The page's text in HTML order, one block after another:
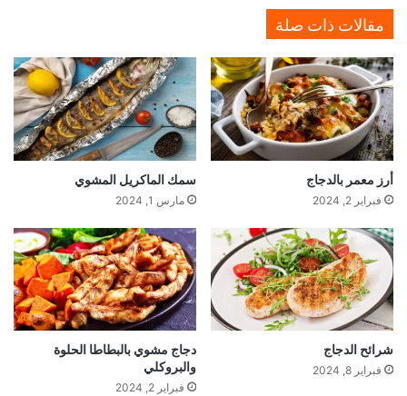
ل
ز
مقالات ذات صلة
أرز معمر بالدجاج
فبراير 2, 2024
سمك الماكريل المشوي
مارس 1, 2024
شرائح الدجاج
فبراير 8, 2024
دجاج مشوي بالبطاطا الحلوة
والبروكلي
فبراير 2, 2024